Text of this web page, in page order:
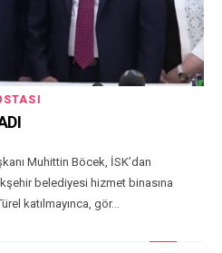
Muhittin Böcek, İSK’dan
belediyesi hizmet binasına
katılmayınca, gör...